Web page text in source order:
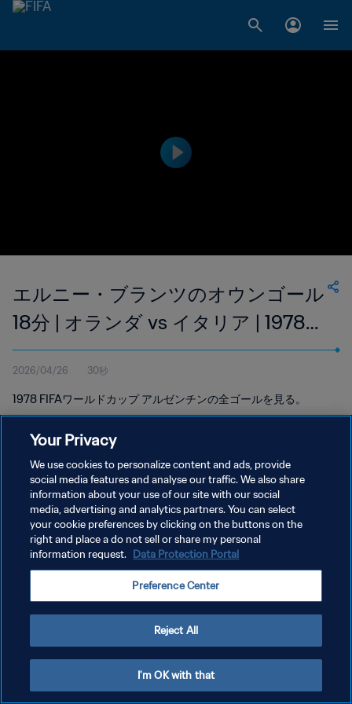
エルニー・ブランツのオウンゴール
18分 | オランダ vs イタリア | 1978
FIFAワールドカップ アルゼンチン
2026/04/26 30秒
1978 FIFAワールドカップ アルゼンチンの全ゴールを見る。
プライバシーポリシー
サービス利用規約
クッキー設定の管理
Your Privacy
We use cookies to personalize content and ads, provide
social media features and analyse our traffic. We also share
information about your use of our site with our social
media, advertising and analytics partners. You can select
your cookie preferences by clicking on the buttons on the
right and place a do not sell or share my personal
information request. Data Protection Portal
Preference Center
Reject All
I'm OK with that